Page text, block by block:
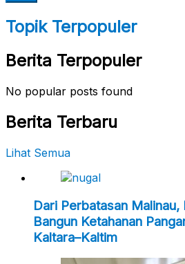
Topik Terpopuler
Berita Terpopuler
No popular posts found
Berita Terbaru
Lihat Semua
Dari Perbatasan Malinau,
Bangun Ketahanan
Kaltara–Kaltim